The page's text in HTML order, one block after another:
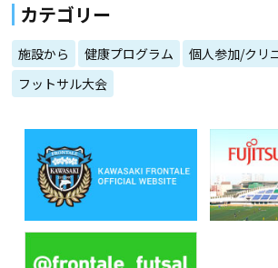
カテゴリー
施設から 健康プログラム
個人参加/クリ
フットサル大会